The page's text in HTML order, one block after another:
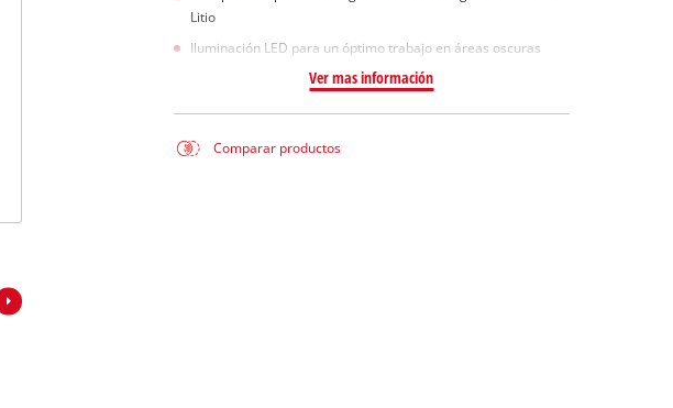
Litio
Iluminación LED para un óptimo trabajo en áreas oscuras
Ver mas información
Comparar productos